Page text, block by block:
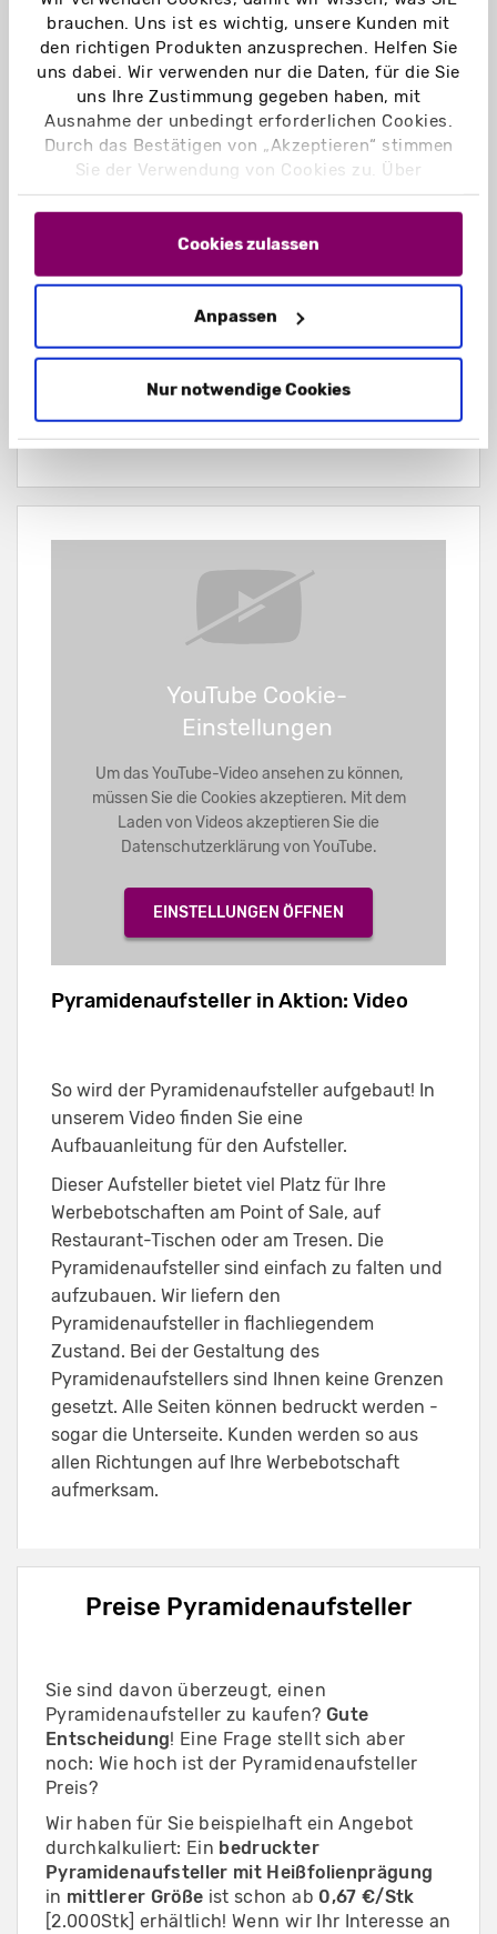
brauchen. Uns ist es wichtig, unsere Kunden mit
den richtigen Produkten anzusprechen. Helfen Sie
uns dabei. Wir verwenden nur die Daten, für die Sie
uns Ihre Zustimmung gegeben haben, mit
Ausnahme der unbedingt erforderlichen Cookies.
Durch das Bestätigen von „Akzeptieren“ stimmen
Sie der Verwendung von Cookies zu. Über
„Einstellungen“ können Sie auswählen, welche
Cookies Sie zulassen. Hier finden Sie unser
und unsereDatenschutzerklärung
Cookies zulassen
Anpassen
Nur notwendige Cookies
besteht aus vier gleichen Dreiecken
insgesamt drei Seitenflächen und ein
Boden
flachliegende Lieferung
stabiler Steckboden
Einstecklaschen und Schlitze für Aufbau
Möglicherweise stellt sich Ihnen jetzt noch die
?" Wir können für Sie gerne einen
Sie unsgerne, wenn Sie
Gestaltungsservicenutzen möchten.
Sollten darüber hinaus noch Fragen offen
sein, kontaktieren Sie gerne unsere
Kundenbetreuer. Diese hören mitoffenem
Ohrzu, um Ihr Anliegen schnell zu
bearbeiten.
YouTube Cookie-
Einstellungen
Um das YouTube-Video ansehen zu können,
müssen Sie die Cookies akzeptieren. Mit dem
Laden von Videos akzeptieren Sie die
Datenschutzerklärung von YouTube.
EINSTELLUNGEN ÖFFNEN
Pyramidenaufsteller in Aktion: Video
So wird der Pyramidenaufsteller aufgebaut! In
unserem Video finden Sie eine
Aufbauanleitung für den Aufsteller.
Dieser Aufsteller bietet viel Platz für Ihre
Werbebotschaften am Point of Sale, auf
Restaurant-Tischen oder am Tresen. Die
Pyramidenaufsteller sind einfach zu falten und
aufzubauen. Wir liefern den
Pyramidenaufsteller in flachliegendem
Zustand. Bei der Gestaltung des
Pyramidenaufstellers sind Ihnen keine Grenzen
gesetzt. Alle Seiten können bedruckt werden -
sogar die Unterseite. Kunden werden so aus
allen Richtungen auf Ihre Werbebotschaft
aufmerksam.
Preise Pyramidenaufsteller
Sie sind davon überzeugt, einen
Pyramidenaufsteller zu kaufen? Gute
Entscheidung! Eine Frage stellt sich aber
noch: Wie hoch ist der Pyramidenaufsteller
Preis?
Wir haben für Sie beispielhaft ein Angebot
durchkalkuliert: Ein bedruckter
Pyramidenaufsteller mit Heißfolienprägung
in mittlerer Größe ist schon ab 0,67 €/Stk
[2.000Stk] erhältlich! Wenn wir Ihr Interesse an